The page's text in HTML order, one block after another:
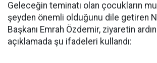
Geleceğin teminatı olan çocukların
şeyden önemli olduğunu dile getiren
Başkanı Emrah Özdemir, ziyaretin
açıklamada şu ifadeleri kullandı: